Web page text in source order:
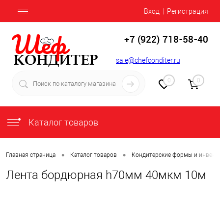
Вход Регистрация
+7 (922) 718-58-40
sale@chefconditer.ru
0 0
Каталог товаров
Главная страница • Каталог товаров • Кондитерские формы и
Лента бордюрная h70мм 40мкм 10м